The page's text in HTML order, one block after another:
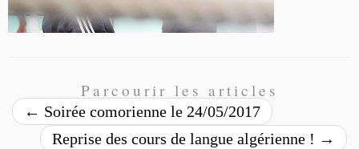
Parcourir les articles
← Soirée comorienne le 24/05/2017
Reprise des cours de langue algérienne ! →